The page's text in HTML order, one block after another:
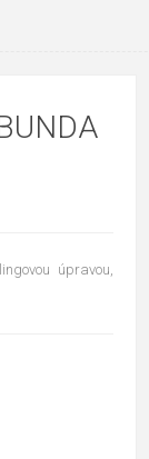
úpravou,